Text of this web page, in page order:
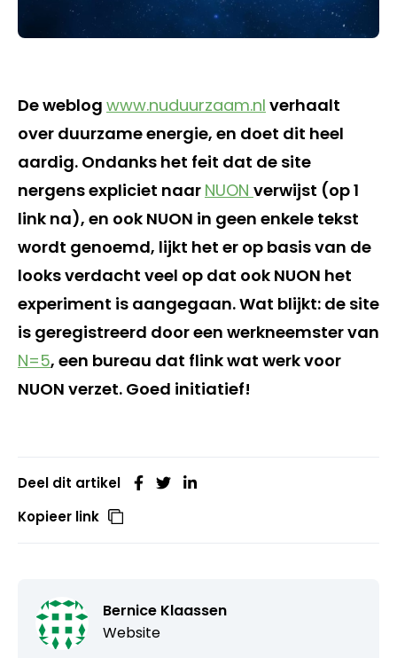
De weblog www.nuduurzaam.nl verhaalt
over duurzame energie, en doet dit heel
aardig. Ondanks het feit dat de site
nergens expliciet naar NUON verwijst (op 1
link na), en ook NUON in geen enkele tekst
wordt genoemd, lijkt het er op basis van de
looks verdacht veel op dat ook NUON het
experiment is aangegaan. Wat blijkt: de site
is geregistreerd door een werkneemster van
N=5, een bureau dat flink wat werk voor
NUON verzet. Goed initiatief!
Deel dit artikel
Kopieer link
Bernice Klaassen
Website